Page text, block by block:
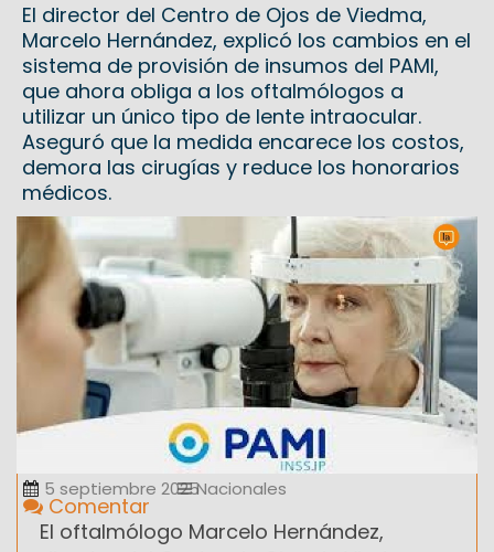
El director del Centro de Ojos de Viedma,
Marcelo Hernández, explicó los cambios en el
sistema de provisión de insumos del PAMI,
que ahora obliga a los oftalmólogos a
utilizar un único tipo de lente intraocular.
Aseguró que la medida encarece los costos,
demora las cirugías y reduce los honorarios
médicos.
5 septiembre 2025Nacionales
Comentar
El oftalmólogo Marcelo Hernández,